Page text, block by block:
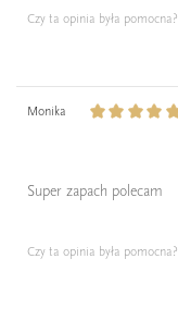
Czy ta opinia była pomocna?
Monika
Super zapach polecam
Czy ta opinia była pomocna?